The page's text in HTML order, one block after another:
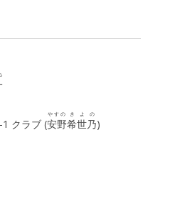
クラブ (安野
やすの
希世乃
きよの
)